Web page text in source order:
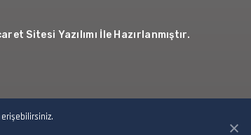
Sitesi Yazılımı İle Hazırlanmıştır.